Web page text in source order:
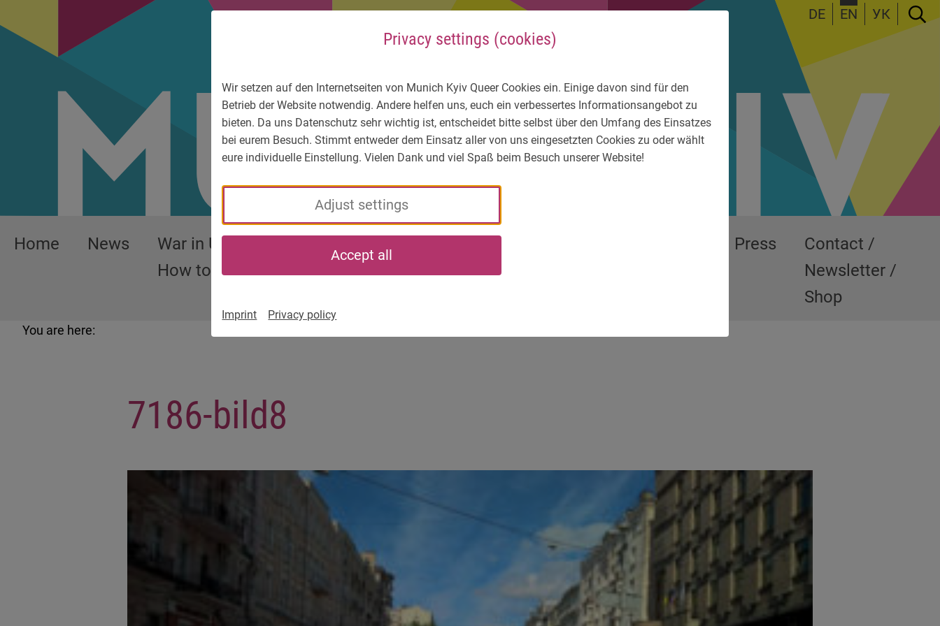
Privacy settings (cookies)
Wir setzen auf den Internetseiten von Munich Kyiv Queer Cookies ein. Einige davon sind für den
Betrieb der Website notwendig. Andere helfen uns, euch ein verbessertes Informationsangebot zu
bieten. Da uns Datenschutz sehr wichtig ist, entscheidet bitte selbst über den Umfang des Einsatzes
bei eurem Besuch. Stimmt entweder dem Einsatz aller von uns eingesetzten Cookies zu oder wählt
eure individuelle Einstellung. Vielen Dank und viel Spaß beim Besuch unserer Website!
Adjust settings
Accept all
Imprint Privacy policy
To language menu
To service information DE EN УК
Home News
War in Ukraine –
How to help
the situation?
Who
we
Press
Contact /
Newsletter /
Shop
You are here:
7186-bild8